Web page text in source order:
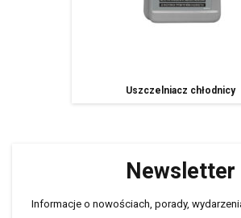
Uszczelniacz chłodnicy
Newsletter
Informacje o nowościach, porady,